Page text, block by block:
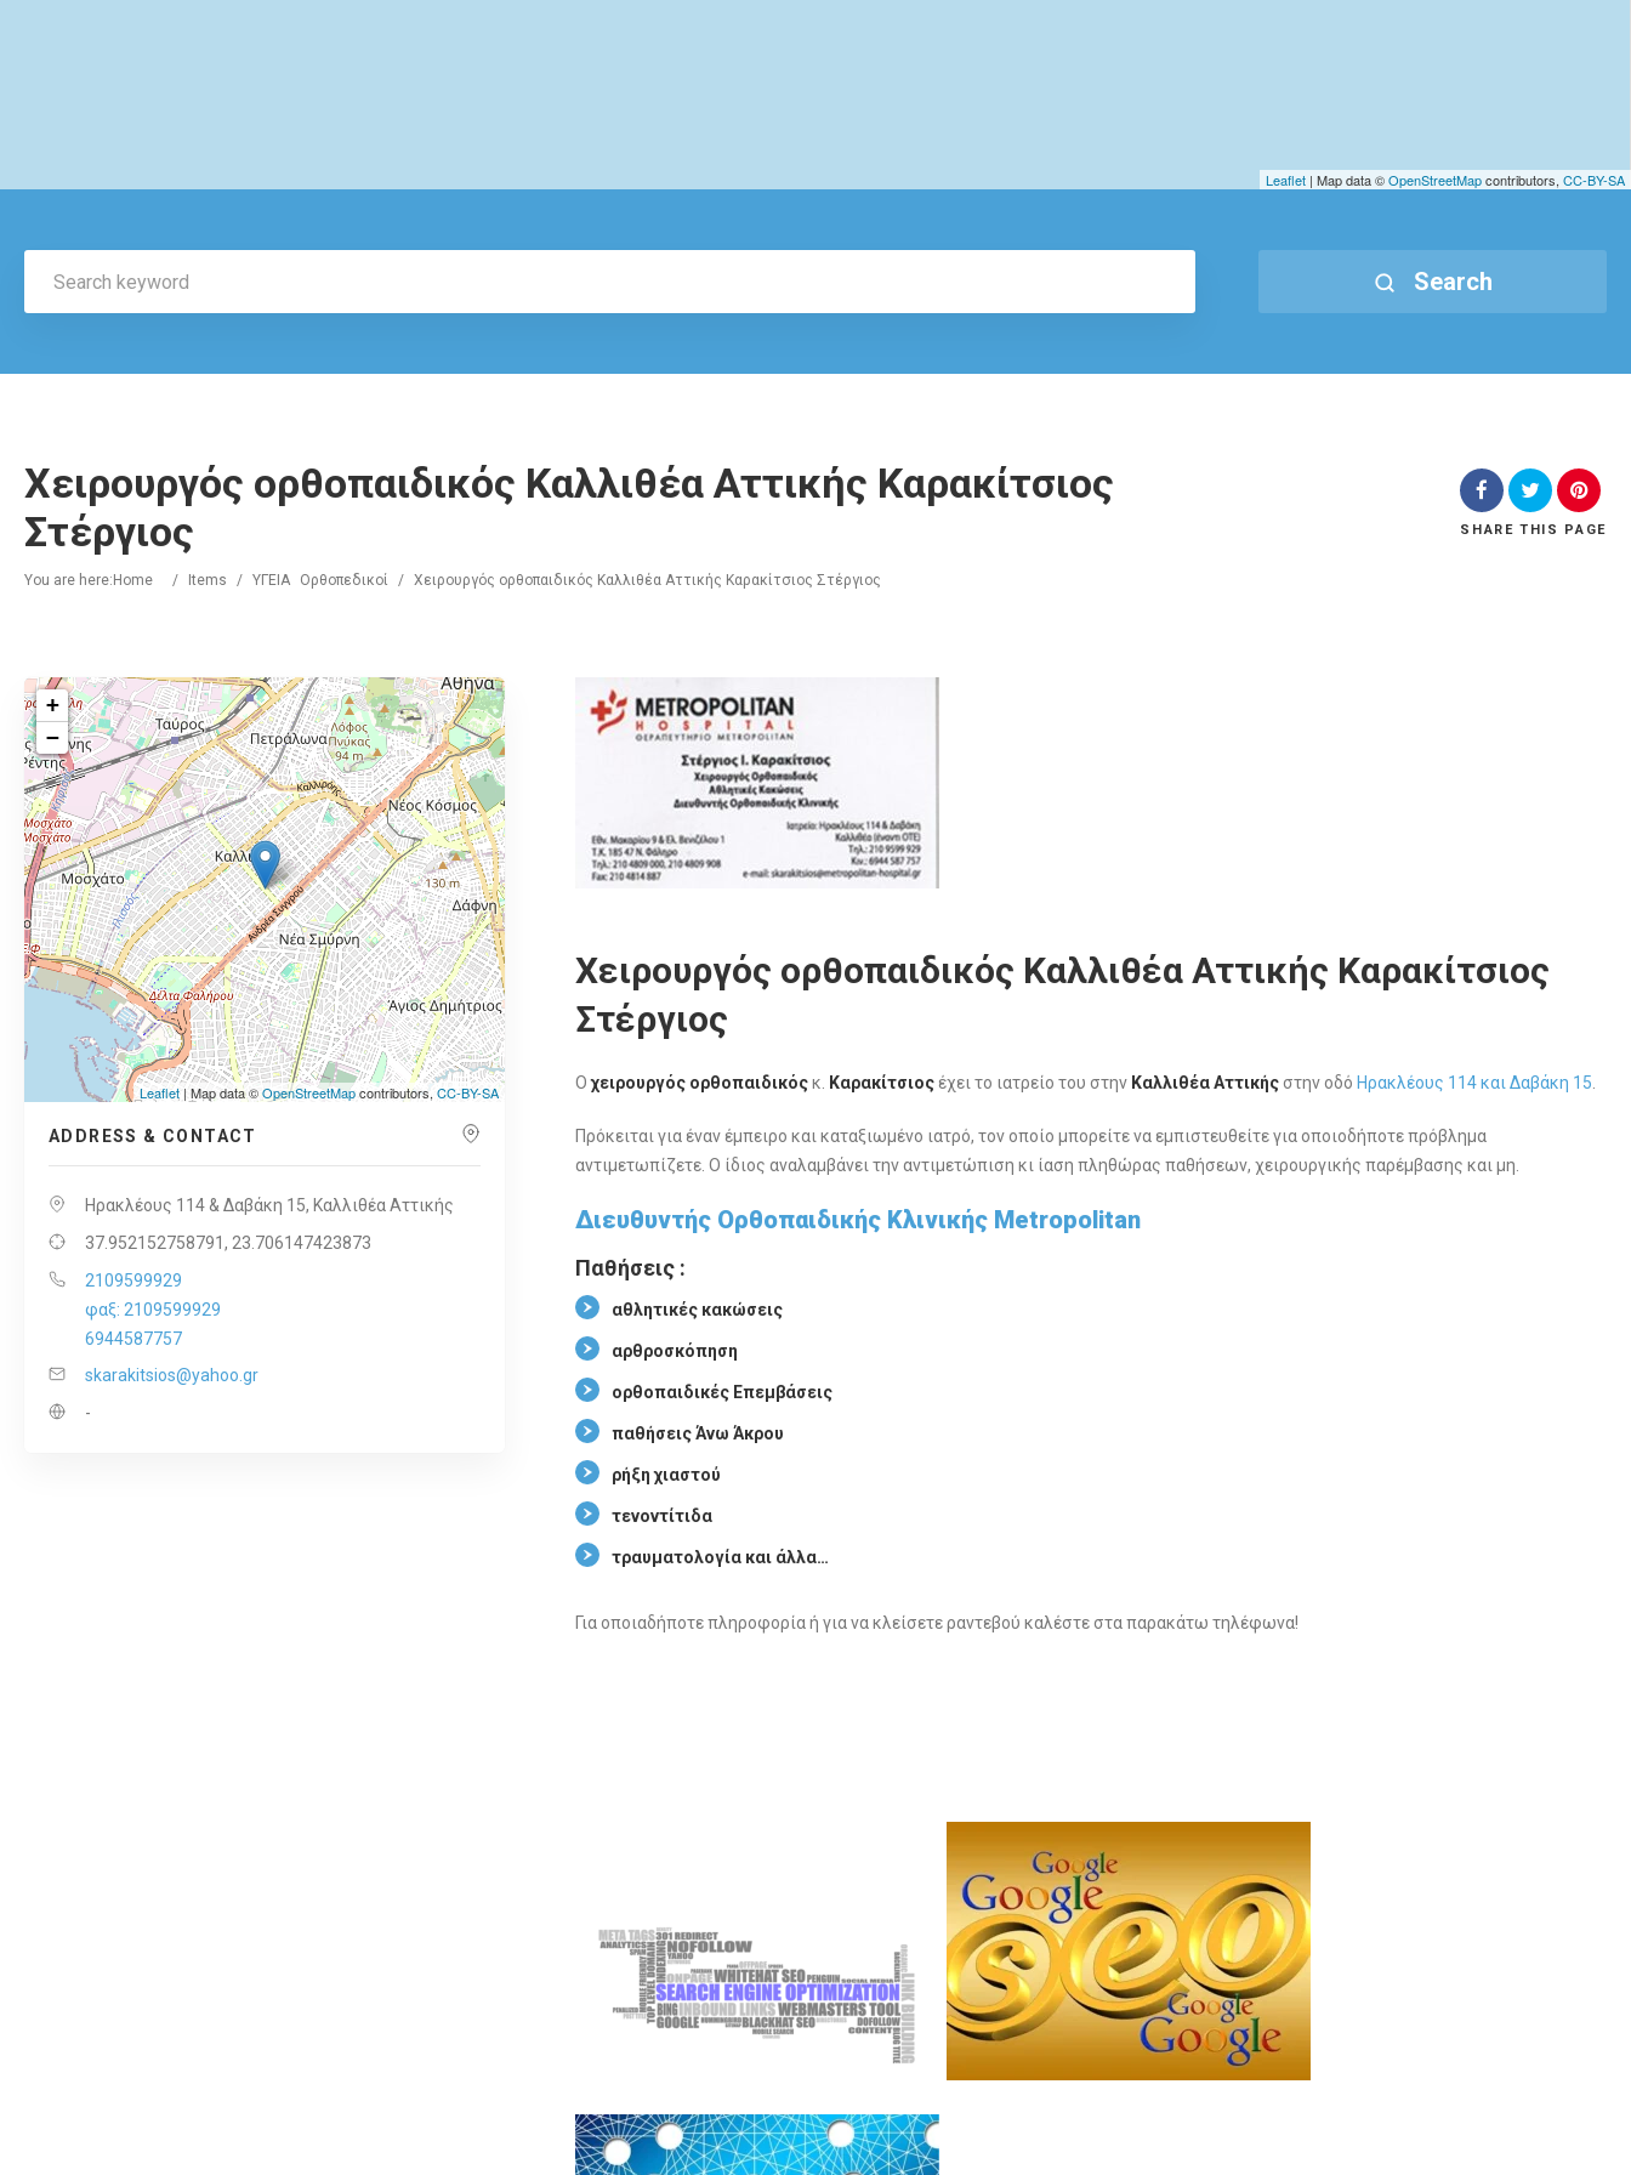
Leaflet | Map data ©OpenStreetMapcontributors, CC-BY-SA
Search
Χειρουργός ορθοπαιδικός Καλλιθέα Αττικής Καρακίτσιος
Στέργιος
You are here: Home / Items / ΥΓΕΙΑ Ορθοπεδικοί / Χειρουργός ορθοπαιδικός Καλλιθέα Αττικής Καρακίτσιος Στέργιος
SHARE THIS PAGE
+
−
Leaflet | Map data ©OpenStreetMapcontributors,CC-BY-SA
ADDRESS & CONTACT
Ηρακλέους 114 & Δαβάκη 15, Καλλιθέα Αττικής
37.952152758791, 23.706147423873
2109599929
φαξ: 2109599929
6944587757
skarakitsios@yahoo.gr
-
Χειρουργός ορθοπαιδικός Καλλιθέα Αττικής Καρακίτσιος
Στέργιος
Οχειρουργός ορθοπαιδικόςκ. Καρακίτσιοςέχει το ιατρείο του στην Καλλιθέα Αττικήςστην οδό Ηρακλέους 114 και Δαβάκη 15
Πρόκειται για έναν έμπειρο και καταξιωμένο ιατρό, τον οποίο μπορείτε να εμπιστευθείτε για οποιοδήποτε πρόβλημα
αντιμετωπίζετε. Ο ίδιος αναλαμβάνει την αντιμετώπιση κι ίαση πληθώρας παθήσεων, χειρουργικής παρέμβασης και μη.
Διευθυντής Ορθοπαιδικής Κλινικής Metropolitan
Παθήσεις :
αθλητικές κακώσεις
αρθροσκόπηση
ορθοπαιδικές Επεμβάσεις
παθήσεις Άνω Άκρου
ρήξη χιαστού
τενοντίτιδα
τραυματολογία και άλλα…
Για οποιαδήποτε πληροφορία ή για να κλείσετε ραντεβού καλέστε στα παρακάτω τηλέφωνα!